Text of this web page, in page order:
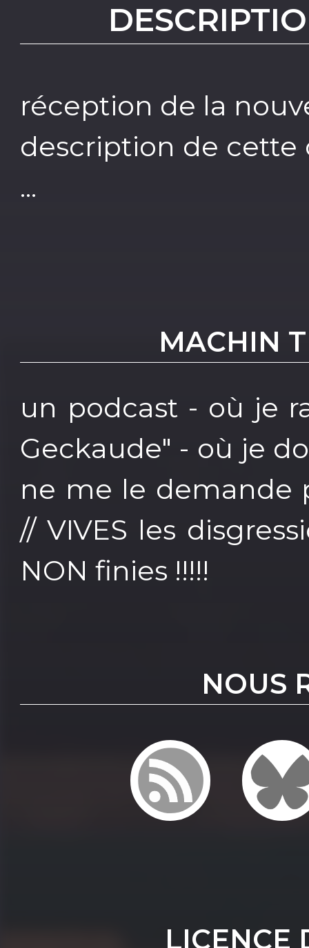
réception de la
description de cette
...
MACHIN
un podcast - où je
Geckaude" - où je
ne me le demande
// VIVES les
NON finies !!!!!
NOUS
LICENCE